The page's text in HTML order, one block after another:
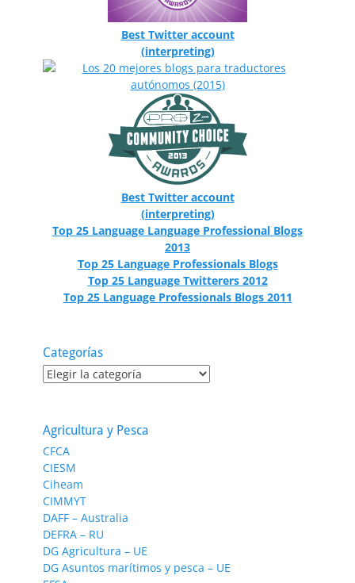
Best Twitter account
(interpreting)
Best Twitter account
(interpreting)
Top 25 Language Language Professional Blogs
2013
Top 25 Language Professionals Blogs
Top 25 Language Twitterers 2012
Top 25 Language Professionals Blogs 2011
Categorías
Categorías
Agricultura y Pesca
CFCA
CIESM
Ciheam
CIMMYT
DAFF – Australia
DEFRA – RU
DG Agricultura – UE
DG Asuntos marítimos y pesca – UE